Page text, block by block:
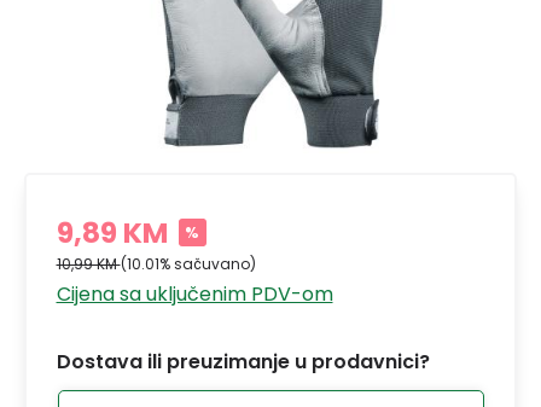
9,89 KM %
10,99 KM(10.01% sačuvano)
Cijena sa uključenim PDV-om
Dostava ili preuzimanje u prodavnici?